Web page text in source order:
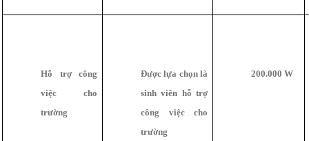
Hỗ trợ công
việc cho
trường
Được lựa chọn là
sinh viên hỗ trợ
công việc cho
trường
200.000 W